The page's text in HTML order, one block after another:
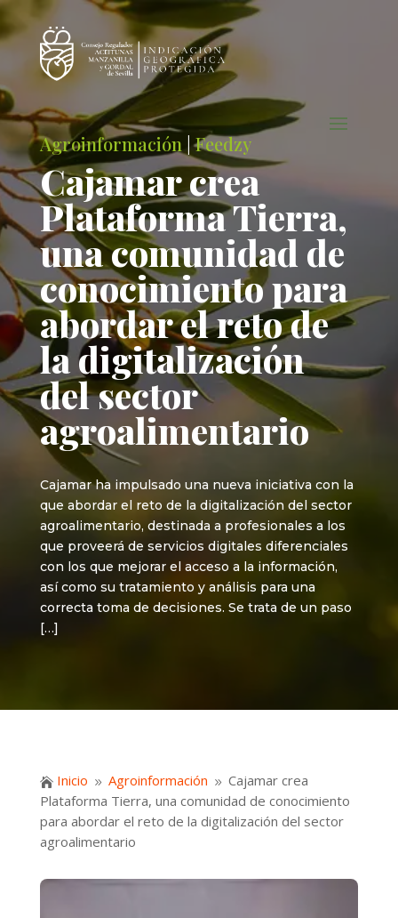
Agroinformación |Feedzy
Cajamar crea
Plataforma Tierra,
una comunidad de
conocimiento para
abordar el reto de
la digitalización
del sector
agroalimentario
Cajamar ha impulsado una nueva iniciativa con la
que abordar el reto de la digitalización del sector
agroalimentario, destinada a profesionales a los
que proveerá de servicios digitales diferenciales
con los que mejorar el acceso a la información,
así como su tratamiento y análisis para una
correcta toma de decisiones. Se trata de un paso
[…]
 Inicio 9 Agroinformación 9 Cajamar crea
Plataforma Tierra, una comunidad de conocimiento
para abordar el reto de la digitalización del sector
agroalimentario